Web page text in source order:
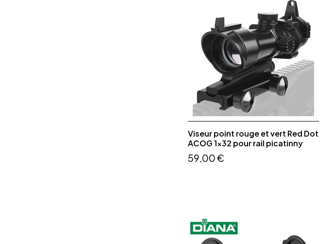
Viseur point rouge et vert Red Dot
ACOG 1x32 pour rail picatinny
59,00 €